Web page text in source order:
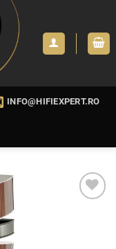
INFO@HIFIEXPERT.RO